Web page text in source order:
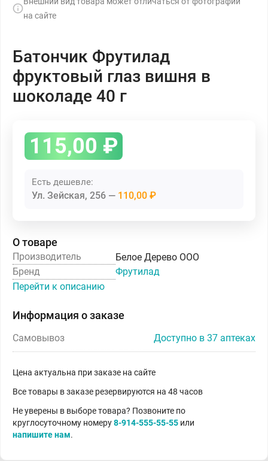
на сайте
Батончик Фрутилад
фруктовый глаз вишня в
шоколаде 40 г
115,00 ₽
Есть дешевле:
Ул. Зейская, 256 110,00 ₽
О товаре
Производитель
Белое Дерево ООО
Бренд
Фрутилад
Перейти к описанию
Информация о заказе
Самовывоз Доступно в 37 аптеках
Цена актуальна при заказе на сайте
Все товары в заказе резервируются на 48 часов
Не уверены в выборе товара? Позвоните по
круглосуточному номеру8-914-555-55-55 или
напишите нам.